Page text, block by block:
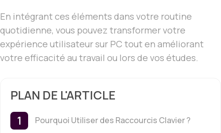
En intégrant ces éléments dans votre routine
quotidienne, vous pouvez transformer votre
expérience utilisateur sur PC tout en améliorant
votre efficacité au travail ou lors de vos études.
PLAN DE L'ARTICLE
Pourquoi Utiliser des Raccourcis Clavier ?